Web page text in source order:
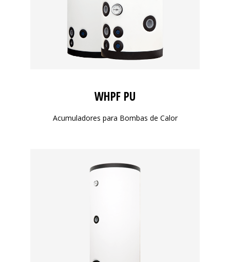
WHPF PU
Acumuladores para Bombas de Calor